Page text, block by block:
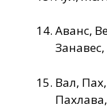
Аванс,
Вал,